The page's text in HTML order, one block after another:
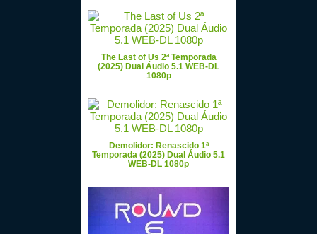
The Last of Us 2ª Temporada
(2025) Dual Áudio 5.1 WEB-DL
1080p
Demolidor: Renascido 1ª
Temporada (2025) Dual Áudio 5.1
WEB-DL 1080p